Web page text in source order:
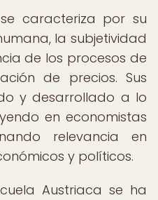
caracteriza por su
la subjetividad
de los procesos de
de precios. Sus
y desarrollado a lo
en economistas
relevancia en
y políticos.
Austriaca se ha